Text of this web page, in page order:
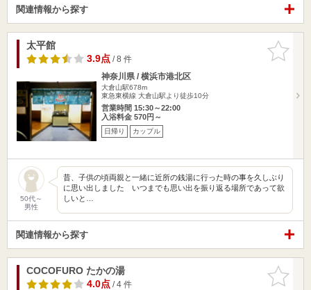
関連情報から探す
お気に入
りに追加
太平館
3.9点/ 8 件
神奈川県 / 横浜市港北区
大倉山駅678m
東急東横線 大倉山駅より徒歩10分
営業時間 15:30～22:00
入浴料金 570円～
日帰り カップル
50代～
男性
昔、子供の頃両親と一緒に近所の銭湯に行った時の事を久しぶり
に思い出しました いつまでも思い出を振り返る場所であって欲
しいと…
関連情報から探す
お気に入
りに追加
COCOFURO たかの湯
4.0点/ 4 件